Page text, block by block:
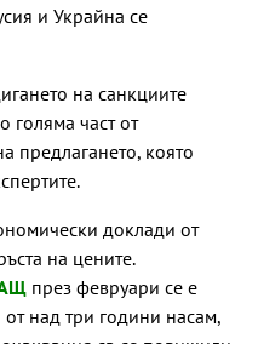
и Украйна се
на санкциите
голяма част от
предлагането, която
доклади от
на цените.
през февруари се е
над три години насам,